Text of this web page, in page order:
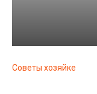
Советы хозяйке